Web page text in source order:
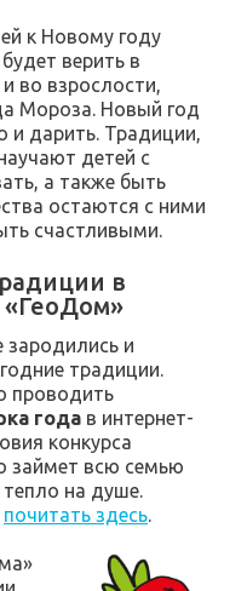
к Новому году
верить в
во взрослости,
Мороза. Новый год
и дарить. Традиции,
детей с
а также быть
остаются с ними
счастливыми.
в
«ГеоДом»
и
традиции.
проводить
года в интернет-
конкурса
займет всю семью
на душе.
почитать здесь